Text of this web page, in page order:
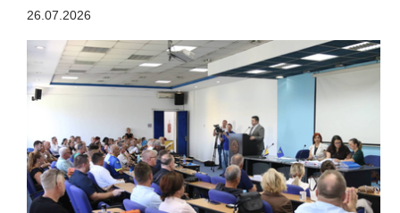
26.07.2026
JAVNE NABAVKE
OSTALO
ZAŠTITA LIČNIH PODATKAKA
SLOBODA PRISTUPA INFORMACIJAMA